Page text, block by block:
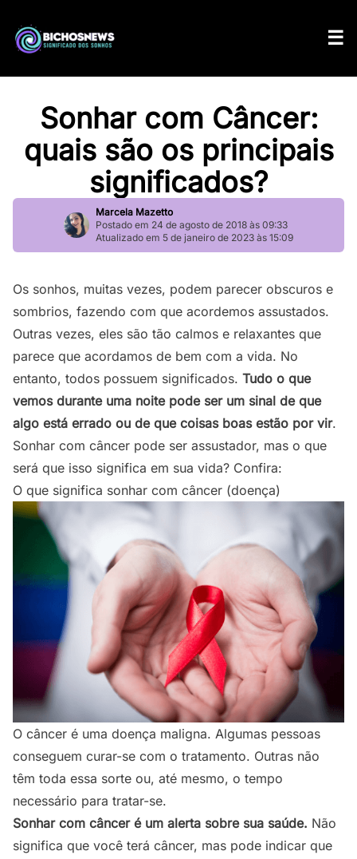
Sonhar com Câncer:
quais são os principais
significados?
Marcela Mazetto
Postado em 24 de agosto de 2018 às 09:33
Atualizado em 5 de janeiro de 2023 às 15:09
Os sonhos, muitas vezes, podem parecer obscuros e
sombrios, fazendo com que acordemos assustados.
Outras vezes, eles são tão calmos e relaxantes que
parece que acordamos de bem com a vida. No
entanto, todos possuem significados. Tudo o que
vemos durante uma noite pode ser um sinal de que
algo está errado ou de que coisas boas estão por vir.
Sonhar com câncer pode ser assustador, mas o que
será que isso significa em sua vida? Confira:
O que significa sonhar com câncer (doença)
O câncer é uma doença maligna. Algumas pessoas
conseguem curar-se com o tratamento. Outras não
têm toda essa sorte ou, até mesmo, o tempo
necessário para tratar-se.
Sonhar com câncer é um alerta sobre sua saúde. Não
significa que você terá câncer, mas pode indicar que